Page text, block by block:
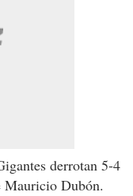
derrotan 5-4
Mauricio Dubón.